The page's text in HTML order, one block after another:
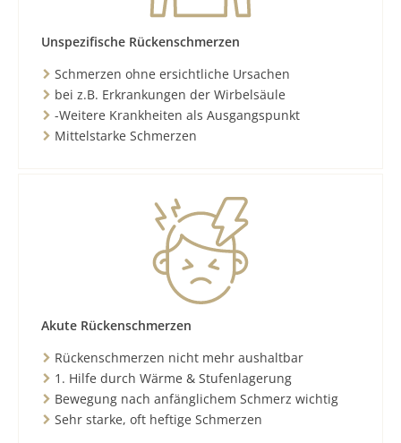
Unspezifische Rückenschmerzen
Schmerzen ohne ersichtliche Ursachen
bei z.B. Erkrankungen der Wirbelsäule
-Weitere Krankheiten als Ausgangspunkt
Mittelstarke Schmerzen
Akute Rückenschmerzen
Rückenschmerzen nicht mehr aushaltbar
1. Hilfe durch Wärme & Stufenlagerung
Bewegung nach anfänglichem Schmerz wichtig
Sehr starke, oft heftige Schmerzen